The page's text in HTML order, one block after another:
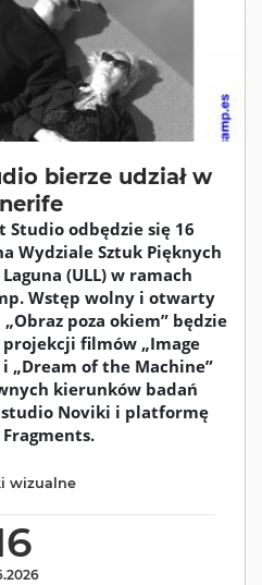
bierze udział w
Studio odbędzie się 16
Wydziale Sztuk Pięknych
(ULL) w ramach
Wstęp wolny i otwarty
poza okiem” będzie
filmów „Image
„Dream of the Machine”
kierunków badań
studio Noviki i platformę
wizualne